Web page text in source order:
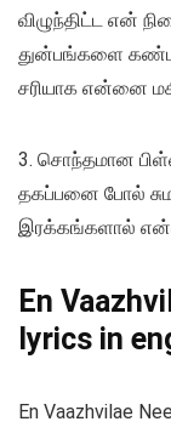
விழுந்திட்ட என்
துன்பங்களை கண்ட
சரியாக என்னை
3. சொந்தமான
தகப்பனை போல்
இரக்கங்களால்
En
lyrics in
En Vaazhvilae